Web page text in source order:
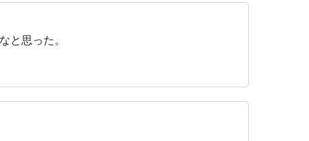
と思った。